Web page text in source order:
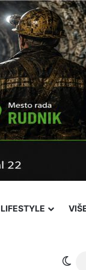
LIFESTYLE